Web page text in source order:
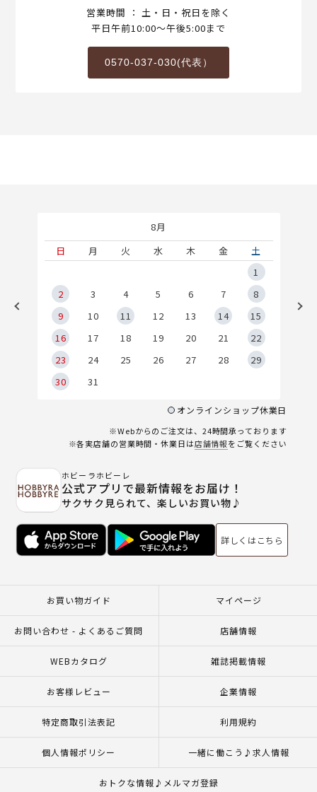
営業時間 ： 土・日・祝日を除く
平日午前10:00～午後5:00まで
0570-037-030(代表）
8月
日
月 火 水 木 金
土
1
2
3 4 5 6 7
8
9
10 11 12 13 14
15
16
17 18 19 20 21
22
23
24 25 26 27 28
29
30
31
オンラインショップ休業日
※Webからのご注文は、24時間承っております
※各実店舗の営業時間・休業日は店舗情報をご覧ください
ホビーラホビーレ
公式アプリで最新情報をお届け！
サクサク見られて、楽しいお買い物♪
詳しくはこちら
お買い物ガイド マイページ
お問い合わせ - よくあるご質問 店舗情報
WEBカタログ 雑誌掲載情報
お客様レビュー 企業情報
特定商取引法表記 利用規約
個人情報ポリシー 一緒に働こう♪求人情報
おトクな情報♪メルマガ登録